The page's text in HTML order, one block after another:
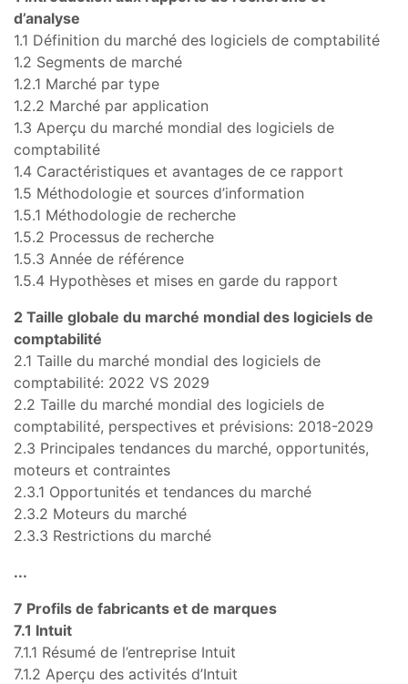
d’analyse
1.1 Définition du marché des logiciels de comptabilité
1.2 Segments de marché
1.2.1 Marché par type
1.2.2 Marché par application
1.3 Aperçu du marché mondial des logiciels de
comptabilité
1.4 Caractéristiques et avantages de ce rapport
1.5 Méthodologie et sources d’information
1.5.1 Méthodologie de recherche
1.5.2 Processus de recherche
1.5.3 Année de référence
1.5.4 Hypothèses et mises en garde du rapport
2 Taille globale du marché mondial des logiciels de
comptabilité
2.1 Taille du marché mondial des logiciels de
comptabilité: 2022 VS 2029
2.2 Taille du marché mondial des logiciels de
comptabilité, perspectives et prévisions: 2018-2029
2.3 Principales tendances du marché, opportunités,
moteurs et contraintes
2.3.1 Opportunités et tendances du marché
2.3.2 Moteurs du marché
2.3.3 Restrictions du marché
...
7 Profils de fabricants et de marques
7.1 Intuit
7.1.1 Résumé de l’entreprise Intuit
7.1.2 Aperçu des activités d’Intuit